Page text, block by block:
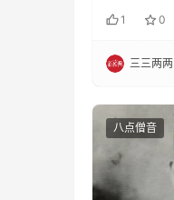
1 0
三三两两
八点僧音